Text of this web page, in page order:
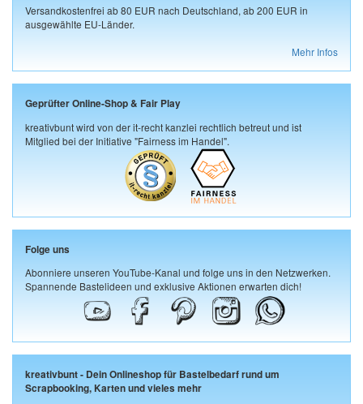
Versandkostenfrei ab 80 EUR nach Deutschland, ab 200 EUR in
ausgewählte EU-Länder.
Mehr Infos
Geprüfter Online-Shop & Fair Play
kreativbunt wird von der it-recht kanzlei rechtlich betreut und ist
Mitglied bei der Initiative "Fairness im Handel".
Folge uns
Abonniere unseren YouTube-Kanal und folge uns in den Netzwerken.
Spannende Bastelideen und exklusive Aktionen erwarten dich!
kreativbunt - Dein Onlineshop für Bastelbedarf rund um
Scrapbooking, Karten und vieles mehr